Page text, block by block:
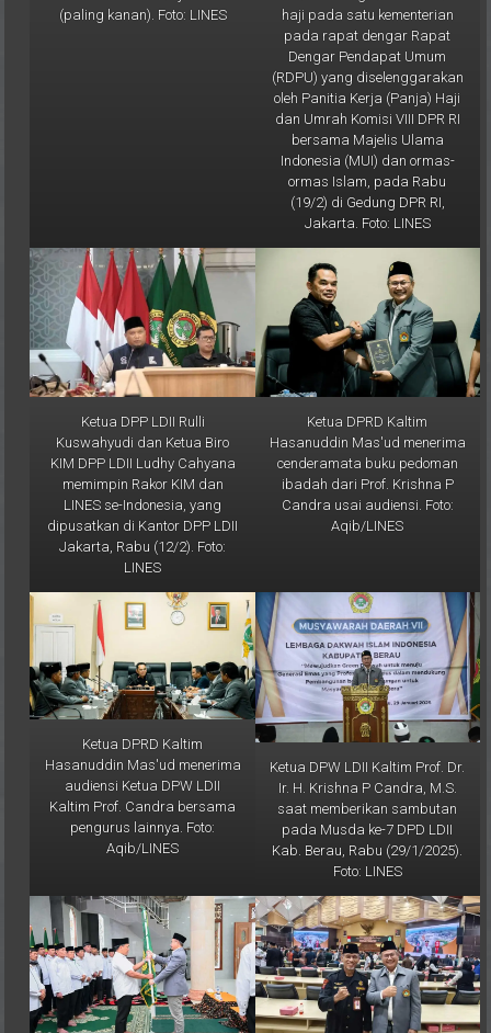
pada rapat dengar Rapat
Dengar Pendapat Umum
(RDPU) yang diselenggarakan
oleh Panitia Kerja (Panja) Haji
dan Umrah Komisi VIII DPR RI
bersama Majelis Ulama
Indonesia (MUI) dan ormas-
ormas Islam, pada Rabu
(19/2) di Gedung DPR RI,
Jakarta. Foto: LINES
Ketua DPP LDII Rulli
Kuswahyudi dan Ketua Biro
KIM DPP LDII Ludhy Cahyana
memimpin Rakor KIM dan
LINES se-Indonesia, yang
dipusatkan di Kantor DPP LDII
Jakarta, Rabu (12/2). Foto:
LINES
Ketua DPRD Kaltim
Hasanuddin Mas'ud menerima
cenderamata buku pedoman
ibadah dari Prof. Krishna P
Candra usai audiensi. Foto:
Aqib/LINES
Ketua DPRD Kaltim
Hasanuddin Mas'ud menerima
audiensi Ketua DPW LDII
Kaltim Prof. Candra bersama
pengurus lainnya. Foto:
Aqib/LINES
Ketua DPW LDII Kaltim Prof. Dr.
Ir. H. Krishna P Candra, M.S.
saat memberikan sambutan
pada Musda ke-7 DPD LDII
Kab. Berau, Rabu (29/1/2025).
Foto: LINES